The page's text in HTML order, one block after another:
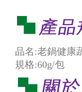
品名:老鍋健康
規格:60g/包